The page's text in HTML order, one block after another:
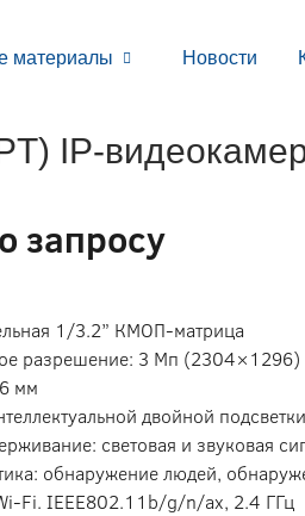
материалы Новости
IP-
запросу
1/3.2” КМОП-матрица
разрешение: 3 Мп
мм
двойной
световая и звуковая
обнаружение людей,
Fi. IEEE802.11b/g/n/ax, 2.4 ГГц